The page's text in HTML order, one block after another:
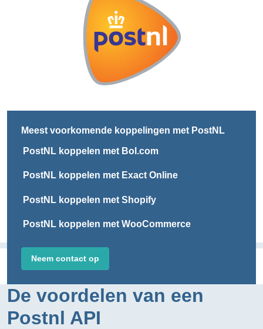
Meest voorkomende koppelingen met PostNL
PostNL koppelen met Bol.com
PostNL koppelen met Exact Online
PostNL koppelen met Shopify
PostNL koppelen met WooCommerce
Neem contact op
De voordelen van een
Postnl API